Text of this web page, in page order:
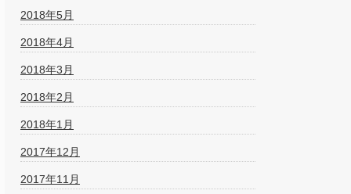
2018年5月
2018年4月
2018年3月
2018年2月
2018年1月
2017年12月
2017年11月